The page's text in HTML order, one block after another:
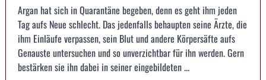
Argan hat sich in Quarantäne begeben, denn es geht ihm jeden
Tag aufs Neue schlecht. Das jedenfalls behaupten seine Ärzte, die
ihm Einläufe verpassen, sein Blut und andere Körpersäfte aufs
Genauste untersuchen und so unverzichtbar für ihn werden. Gern
bestärken sie ihn dabei in seiner eingebildeten ...